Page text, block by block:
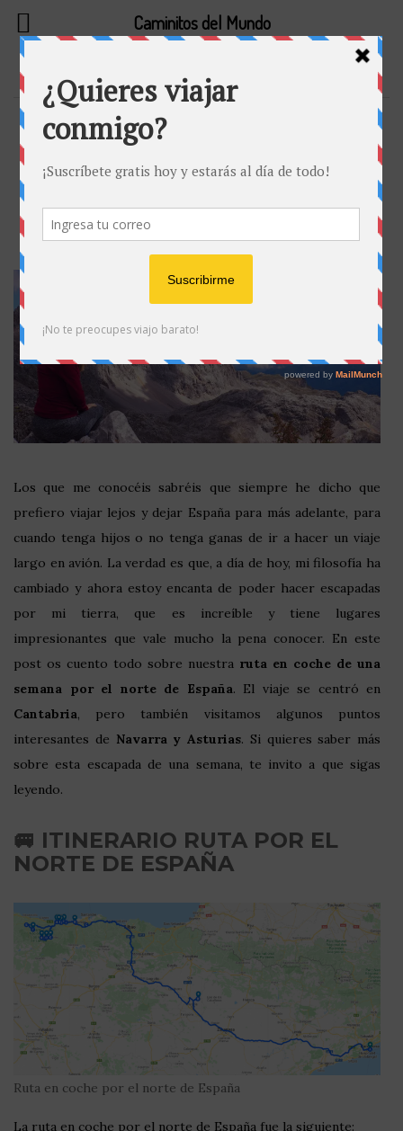
NORTE DE ESPAÑA
Ruta en coche de una semana por el
norte de España, Cantabria y
Asturias 🚗
Publicado en22 julio, 2021 porMaria
Los que me conocéis sabréis que siempre he dicho que
prefiero viajar lejos y dejar España para más adelante, para
cuando tenga hijos o no tenga ganas de ir a hacer un viaje
largo en avión. La verdad es que, a día de hoy, mi filosofía ha
cambiado y ahora estoy encanta de poder hacer escapadas
por mi tierra, que es increíble y tiene lugares
impresionantes que vale mucho la pena conocer. En este
post os cuento todo sobre nuestra ruta en coche de una
semana por el norte de España. El viaje se centró en
Cantabria, pero también visitamos algunos puntos
interesantes de Navarra y Asturias. Si quieres saber más
sobre esta escapada de una semana, te invito a que sigas
leyendo.
🚐 ITINERARIO RUTA POR EL
NORTE DE ESPAÑA
Ruta en coche por el norte de España
La ruta en coche por el norte de España fue la siguiente:
Caminitos del Mundo